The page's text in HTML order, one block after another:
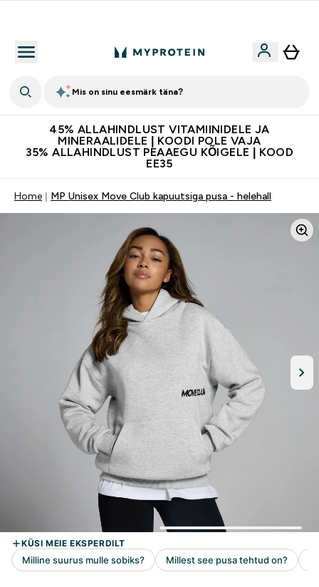
Mis on sinu eesmärk täna?
45% ALLAHINDLUST VITAMIINIDELE JA
MINERAALIDELE | KOODI POLE VAJA
35% ALLAHINDLUST PEAAEGU KÕIGELE | KOOD
EE35
Home MP Unisex Move Club kapuutsiga pusa - helehall